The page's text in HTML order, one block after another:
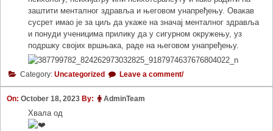
заштити менталног здравља и његовом унапређењу. Овакав
сусрет имао је за циљ да укаже на значај менталног здравља
и понуди ученицима прилику да у сигурном окружењу, уз
подршку својих вршњака, раде на његовом унапређењу.
Category: Uncategorized Leave a comment/
On: October 18, 2023 By: AdminTeam
Хвала од